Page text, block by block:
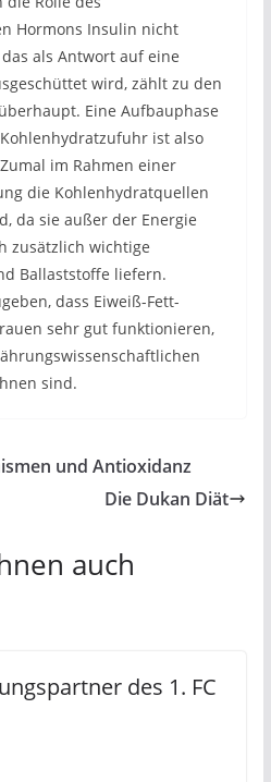
Hormons Insulin nicht
als Antwort auf eine
wird, zählt zu den
Eine Aufbauphase
ist also
im Rahmen einer
die Kohlenhydratquellen
da sie außer der Energie
zusätzlich wichtige
Ballaststoffe liefern.
dass Eiweiß-Fett-
sehr gut funktionieren,
sind.
und Antioxidanz
Die Dukan Diät
auch
des 1. FC